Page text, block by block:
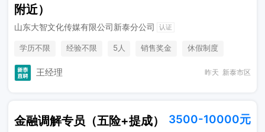
附近）
山东大智文化传媒有限公司新泰分公司 认证
学历不限 经验不限 5人 销售奖金
休假制度
奖励计划
王经理 昨天 新泰市区
金融调解专员（五险+提成） 3500-10000元